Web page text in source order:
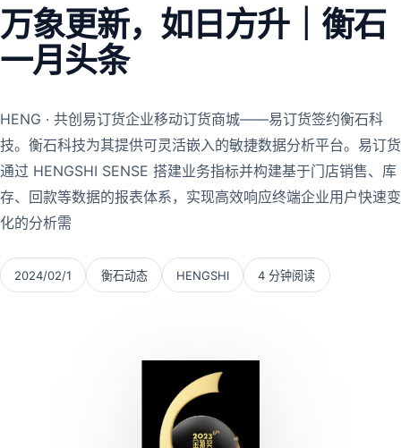
万象更新，如日方升｜衡石
一月头条
HENG · 共创易订货企业移动订货商城——易订货签约衡石科
技。衡石科技为其提供可灵活嵌入的敏捷数据分析平台。易订货
通过 HENGSHI SENSE 搭建业务指标并构建基于门店销售、库
存、回款等数据的报表体系，实现高效响应终端企业用户快速变
化的分析需
2024/02/1 衡石动态 HENGSHI 4 分钟阅读